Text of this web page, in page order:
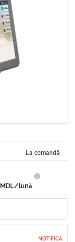
La comandă
MDL/lună
NOTIFICA